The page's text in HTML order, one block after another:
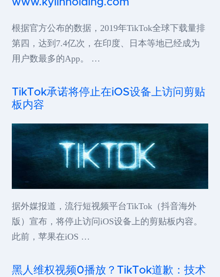
根据官方公布的数据，2019年TikTok全球下载量排
第四，达到7.4亿次，在印度、日本等地已经成为
用户数最多的App。 …
TikTok承诺将停止在iOS设备上访问剪贴
板内容
据外媒报道，流行短视频平台TikTok（抖音海外
版）宣布，将停止访问iOS设备上的剪贴板内容。
此前，苹果在iOS …
黑人维权视频0播放？TikTok道歉：技术